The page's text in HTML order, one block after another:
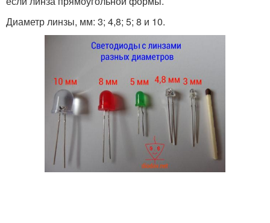
Диаметр линзы, мм: 3; 4,8; 5; 8 и 10.